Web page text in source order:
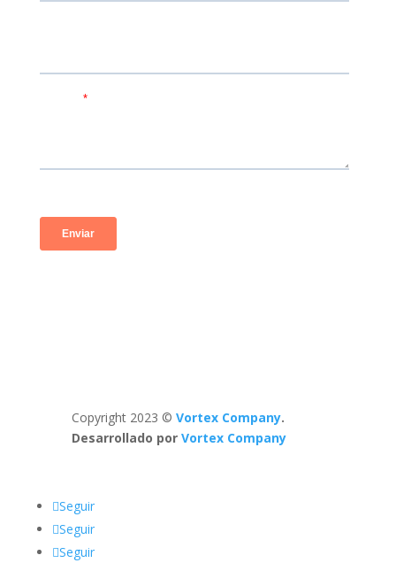
Copyright 2023 © Vortex Company.
Desarrollado por Vortex Company
Seguir
Seguir
Seguir